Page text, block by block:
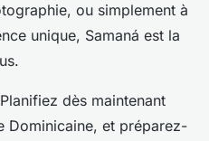
ou simplement à
unique, Samaná est la
dès maintenant
Dominicaine, et préparez-